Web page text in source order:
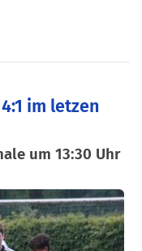
im letzen
um 13:30 Uhr